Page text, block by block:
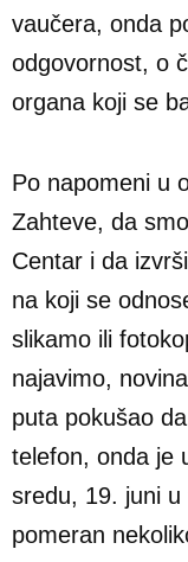
vaučera, onda
odgovornost, o
organa koji se
Po napomeni u
Zahteve, da
Centar i da
na koji se
slikamo ili
najavimo,
puta pokušao
telefon, onda je
sredu, 19. juni
pomeran